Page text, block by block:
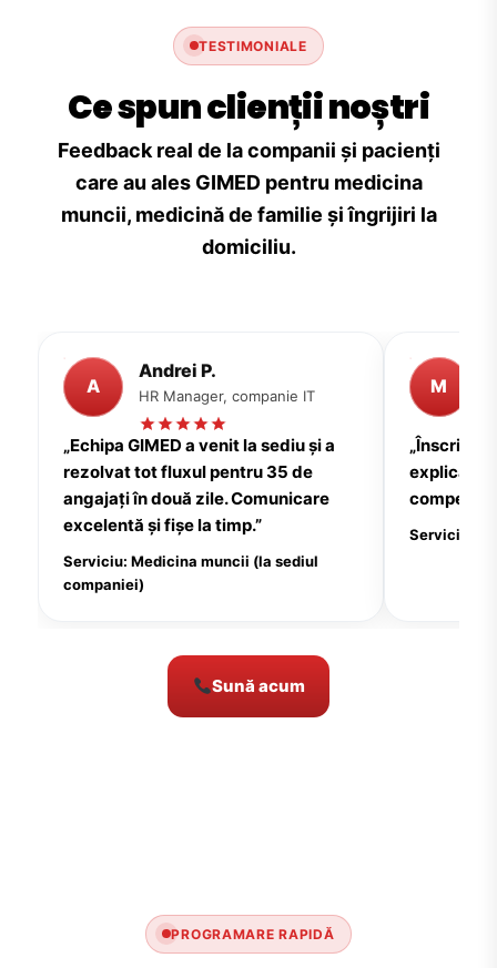
TESTIMONIALE
Ce spun clienții noștri
Feedback real de la companii și pacienți
care au ales GIMED pentru medicina
muncii, medicină de familie și îngrijiri la
domiciliu.
A
Andrei P.
HR Manager, companie IT
„Echipa GIMED a venit la sediu și a
rezolvat tot fluxul pentru 35 de
angajați în două zile. Comunicare
excelentă și fișe la timp.”
Serviciu: Medicina muncii (la sediul
companiei)
M
explicații
Serviciu:
Sună acum
PROGRAMARE RAPIDĂ